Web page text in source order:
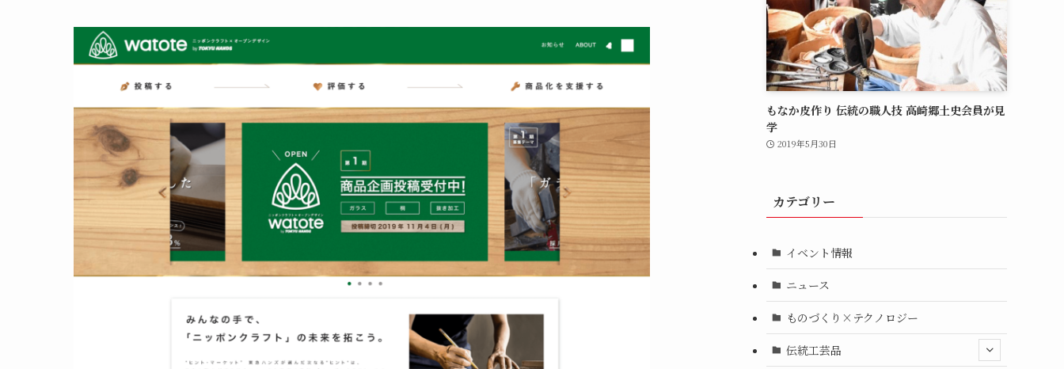
もなか皮作り 伝統の職人技 高崎郷土史会員が見
学
2019年5月30日
カテゴリー
イベント情報
ニュース
ものづくり×テクノロジー
伝統工芸品